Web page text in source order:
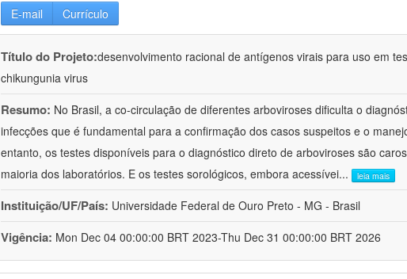
E-mail Currículo
Título do Projeto:desenvolvimento racional de antígenos virais para uso em
chikungunia virus
Resumo: No Brasil, a co-circulação de diferentes arboviroses dificulta o
infecções que é fundamental para a confirmação dos casos suspeitos e o
entanto, os testes disponíveis para o diagnóstico direto de arboviroses são
maioria dos laboratórios. E os testes sorológicos, embora acessívei... leia mais
Instituição/UF/País: Universidade Federal de Ouro Preto - MG - Brasil
Vigência: Mon Dec 04 00:00:00 BRT 2023-Thu Dec 31 00:00:00 BRT 2026